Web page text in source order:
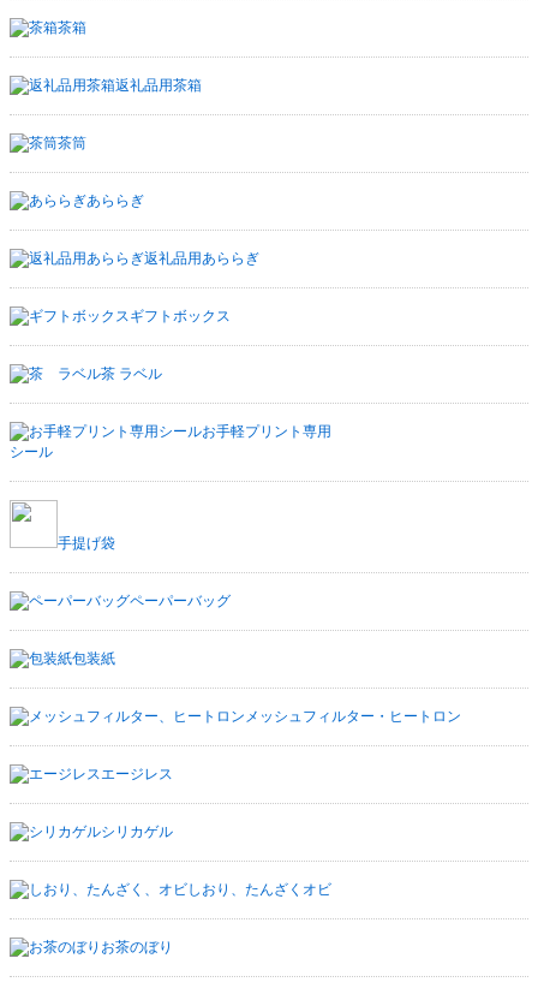
茶箱
返礼品用茶箱
茶筒
あららぎ
返礼品用あららぎ
ギフトボックス
茶 ラベル
お手軽プリント専用
シール
手提げ袋
ペーパーバッグ
包装紙
メッシュフィルター・ヒートロン
エージレス
シリカゲル
しおり、たんざくオビ
お茶のぼり